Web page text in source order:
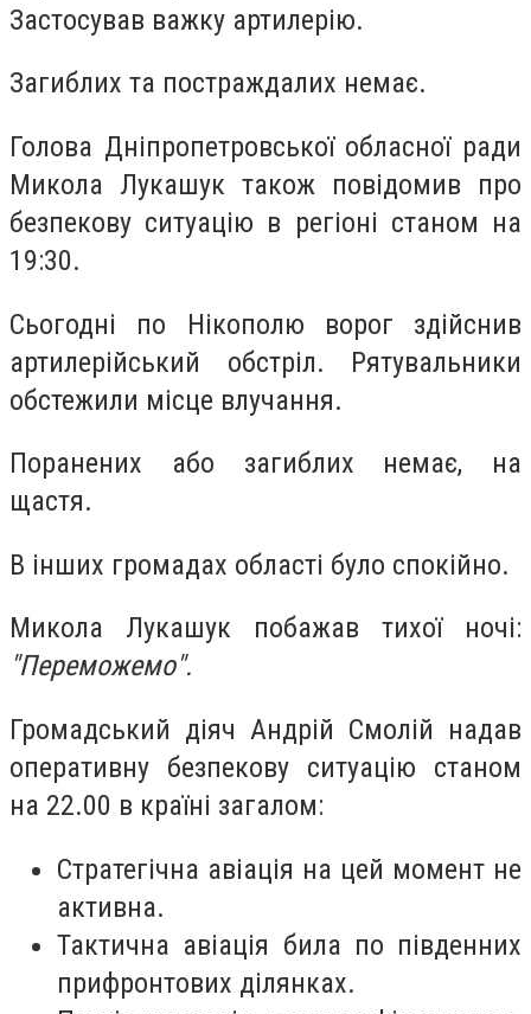
Застосував важку артилерію.
Загиблих та постраждалих немає.
Голова Дніпропетровської обласної ради
Микола Лукашук також повідомив про
безпекову ситуацію в регіоні станом на
19:30.
Сьогодні по Нікополю ворог здійснив
артилерійський обстріл. Рятувальники
обстежили місце влучання.
Поранених або загиблих немає, на
щастя.
В інших громадах області було спокійно.
Микола Лукашук побажав тихої ночі:
"Переможемо".
Громадський діяч Андрій Смолій надав
оперативну безпекову ситуацію станом
на 22.00 в країні загалом:
Стратегічна авіація на цей момент не
активна.
Тактична авіація била по південних
прифронтових ділянках.